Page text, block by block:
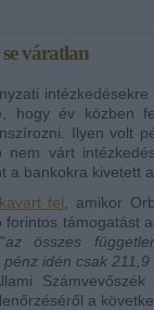
váratlan
hogy év közben
Ilyen volt
nem várt
a bankokra kivetett
fel , amikor
forintos támogatást
az összes
idén csak
Számvevőszék
a